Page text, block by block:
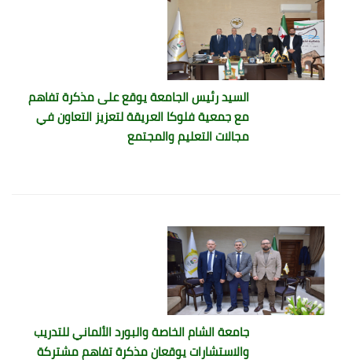
السيد رئيس الجامعة يوقع على مذكرة تفاهم
مع جمعية فلوكا العريقة لتعزيز التعاون في
مجالات التعليم والمجتمع
جامعة الشام الخاصة والبورد الألماني للتدريب
والاستشارات يوقعان مذكرة تفاهم مشتركة